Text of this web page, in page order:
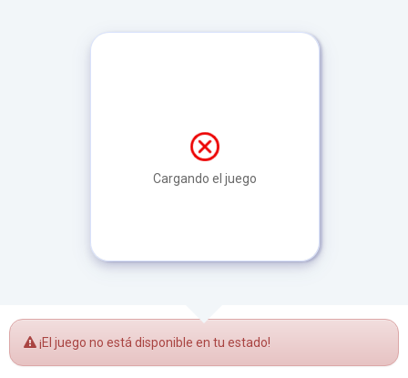
Cargando el juego
¡El juego no está disponible en tu estado!